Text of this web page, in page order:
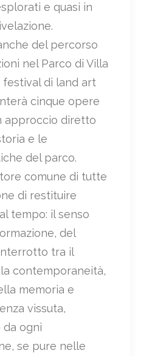
e quasi in
del percorso
nel Parco di Villa
festival di land art
cinque opere
approccio diretto
e le
del parco.
comune di tutte
di restituire
tempo: il senso
del
tra il
contemporaneità,
memoria e
vissuta,
da ogni
se pure nelle